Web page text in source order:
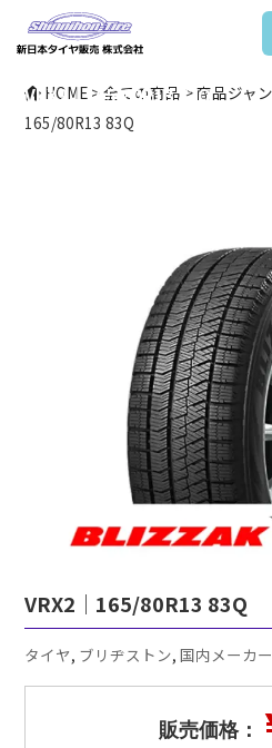
ONLINE
VRX2｜165/80R13 83Q
HOME >全ての商品 >商品ジャ
165/80R13 83Q
VRX2｜165/80R13 83Q
タイヤ, ブリヂストン,国内メーカー
販売価格：